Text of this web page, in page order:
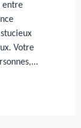
entre
Votre